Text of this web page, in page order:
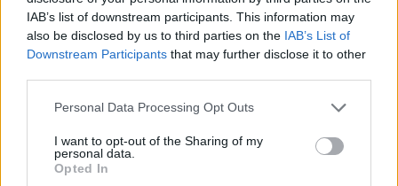
IAB’s list of downstream participants. This information may
also be disclosed by us to third parties on the IAB’s List of
Downstream Participants that may further disclose it to other
Please note that this website/app uses one or more Google
not limited to your visit or usage behaviour. You may click to
grant or deny consent to Google and its third-party tags to
use your data for below specified purposes in below Google
Personal Data Processing Opt Outs
I want to opt-out of the Sharing of my
personal data.
Opted In
Időjárás: Figyelmeztetést
adtak ki vasárnapra
NÖVEKEDÉS.HU